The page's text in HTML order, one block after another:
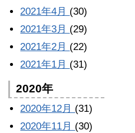
2021年4月 (30)
2021年3月 (29)
2021年2月 (22)
2021年1月 (31)
2020年
2020年12月 (31)
2020年11月 (30)